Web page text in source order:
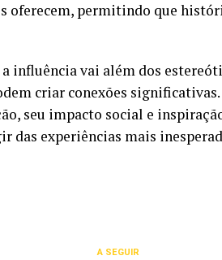
oferecem, permitindo que
influência vai além dos
criar conexões
seu impacto social e
das experiências mais
A SEGUIR